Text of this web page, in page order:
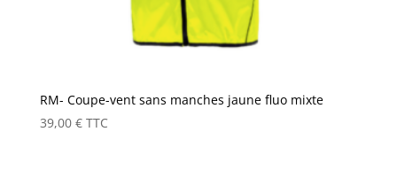
RM- Coupe-vent sans manches jaune fluo mixte
39,00 € TTC